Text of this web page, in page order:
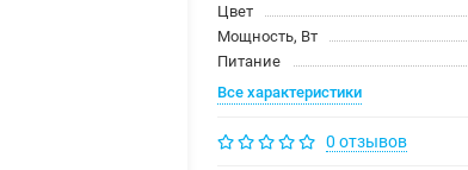
Цвет
Мощность, Вт
Питание
Все характеристики
0 отзывов